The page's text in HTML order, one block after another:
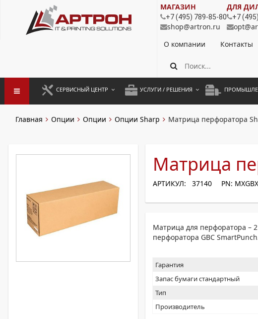
МАГАЗИН
+7 (495) 789-85-80
shop@artron.ru
ДЛЯ
+7
О компании
Контакты
СЕРВИСНЫЙ ЦЕНТР
ПРОФИЛАКТИКА И ТО
УСЛУГИ / РЕШЕНИЯ
АРЕНДА ОБОРУДОВАНИЯ
Главная Опции Опции Опции Sharp Матрица перфоратора
Матрица
АРТИКУЛ: 37140 PN:
Матрица для перфоратора –
перфоратора GBC
Гарантия
Запас бумаги стандартный
Тип
Производитель